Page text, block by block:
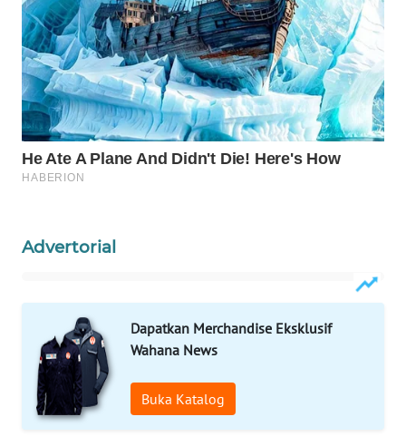
Advertorial
Dapatkan Merchandise Eksklusif
Wahana News
Buka Katalog
TRAVEL
WAHANA
TV
WAHANANEWS
ID
WAHANANEWS
WAHANA
SPORT
WAHANA
UMKM